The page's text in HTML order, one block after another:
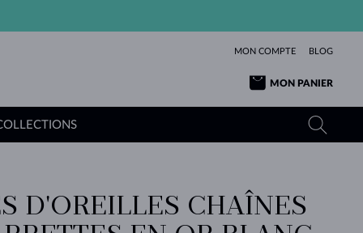
MON COMPTE BLOG
MON PANIER
OR JAUNE
TANZANITES
TOURMALINES
SAPHIRS
D'OREILLES CHAÎNES